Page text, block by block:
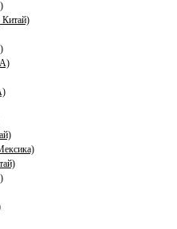
Китай)